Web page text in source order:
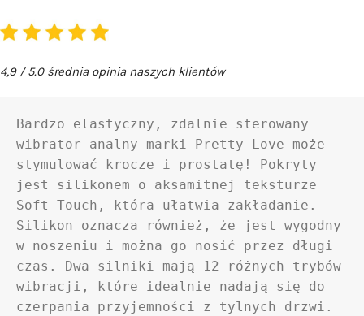
4,9 / 5.0 średnia opinia naszych klientów
Bardzo elastyczny, zdalnie sterowany
wibrator analny marki Pretty Love może
stymulować krocze i prostatę! Pokryty
jest silikonem o aksamitnej teksturze
Soft Touch, która ułatwia zakładanie.
w noszeniu i można go nosić przez długi
czas. Dwa silniki mają 12 różnych trybów
wibracji, które idealnie nadają się do
czerpania przyjemności z tylnych drzwi.